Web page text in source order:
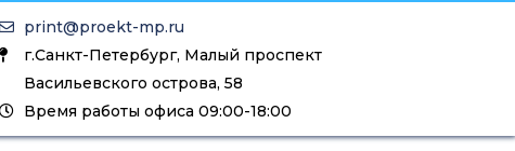
print@proekt-mp.ru
г.Санкт-Петербург, Малый проспект
Васильевского острова, 58
Время работы офиса 09:00-18:00